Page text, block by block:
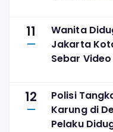
11
Wanita
Jakarta
Sebar
12
Polisi
Karung di
Pelaku